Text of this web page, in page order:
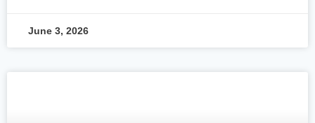
June 3, 2026